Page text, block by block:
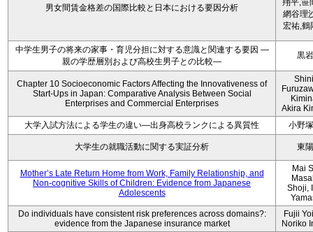
男女間賃金格差の国際比較と日本における要因分析
翔平,笹
網谷理
宏祐,鶴
中学生男子の将来の家事・育児分担に対する意識と関連する要因 ―
親の学歴層別および高校生男子との比較―
黒
Chapter 10 Socioeconomic Factors Affecting the Innovativeness of
Start-Ups in Japan: Comparative Analysis Between Social
Enterprises and Commercial Enterprises
Akira
大学入試方法による学生の違い―出身高校ランクによる異質性
小野
大学生の就職活動に関する実証分析 東
Mother’s Late Return Home from Work, Family Relationship, and
Non-cognitive Skills of Children: Evidence from Japanese
Adolescents
Mai
Shoji,
Do individuals have consistent risk preferences across domains?:
evidence from the Japanese insurance market
Fujii
Noriko